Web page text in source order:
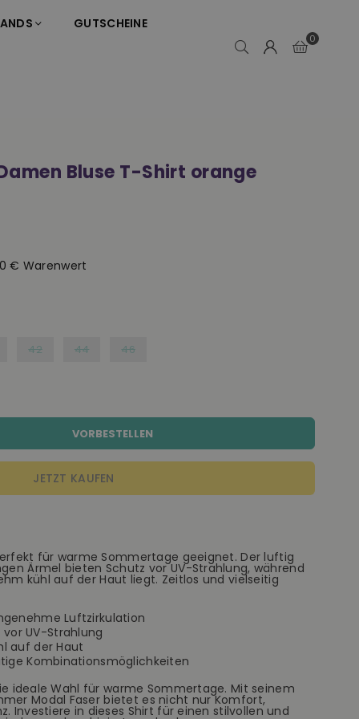
GUTSCHEINE
0
Bluse T-Shirt orange
€ Warenwert
42 44 46
VORBESTELLEN
JETZT KAUFEN
für warme Sommertage geeignet. Der luftig
Ärmel bieten Schutz vor UV-Strahlung, während
kühl auf der Haut liegt. Zeitlos und vielseitig
Luftzirkulation
UV-Strahlung
auf der Haut
Kombinationsmöglichkeiten
ideale Wahl für warme Sommertage. Mit seinem
Modal Faser bietet es nicht nur Komfort,
Investiere in dieses Shirt für einen stilvollen und